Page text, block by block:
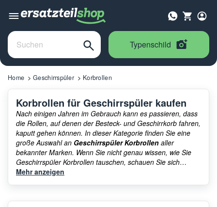
Typenschild
Home Geschirrspüler Korbrollen
Korbrollen für Geschirrspüler kaufen
Nach einigen Jahren im Gebrauch kann es passieren, dass
die Rollen, auf denen der Besteck- und Geschirrkorb fahren,
kaputt gehen können. In dieser Kategorie finden Sie eine
große Auswahl an Geschirrspüler Korbrollen aller
bekannter Marken. Wenn Sie nicht genau wissen, wie Sie
Geschirrspüler Korbrollen tauschen, schauen Sie sich
unser Video dazu an. In unserem Ersatzteilshop finden sie
Mehr anzeigen